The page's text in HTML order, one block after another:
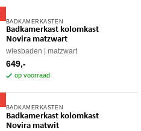
BADKAMERKASTEN
Badkamerkast kolomkast
Novira matzwart
wiesbaden matzwart
649,-
op voorraad
BADKAMERKASTEN
Badkamerkast kolomkast
Novira matwit